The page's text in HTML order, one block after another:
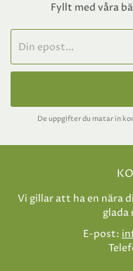
Fyllt med våra
De uppgifter du matar in
Vi gillar att ha en nära
glada
E-post: